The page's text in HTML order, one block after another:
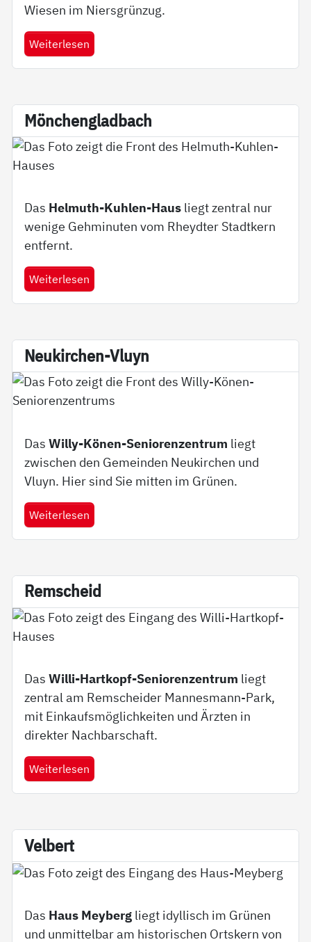
Wiesen im Niersgrünzug.
Weiterlesen
Mön­chen­g­lad­bach
Das Helmuth-Kuhlen-Haus liegt zentral nur
wenige Gehminuten vom Rheydter Stadtkern
entfernt.
Weiterlesen
Neu­kir­chen-Vluyn
DasWilly-Könen-Seniorenzentrum liegt
zwischen den Gemeinden Neukirchen und
Vluyn. Hier sind Sie mitten im Grünen.
Weiterlesen
Rem­scheid
DasWilli-Hartkopf-Seniorenzentrum liegt
zentral am Remscheider Mannesmann-Park,
mit Einkaufsmöglichkeiten und Ärzten in
direkter Nachbarschaft.
Weiterlesen
Vel­bert
Das Haus Meyberg liegt idyllisch im Grünen
und unmittelbar am historischen Ortskern von